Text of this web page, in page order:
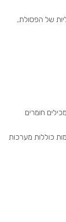
של הפסולת,
חומרים
כוללות מערכות